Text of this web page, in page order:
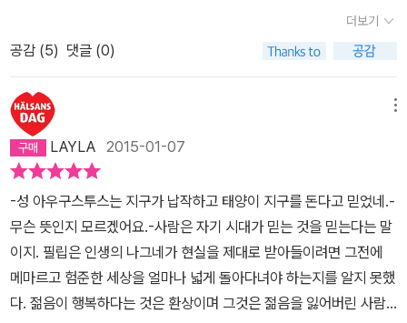
- 밀드레드는 딸을 낳는다. 필립은 그 아이가 비록 다른 남자의 아이
이지만 그 아이도 예뻐한다. 밀드레드와 그 딸을 보살펴 주며 행복해
한다. 어느 날 필립은 밀드레드에게 그리피스를 소개해 주기로 한다.
그리피스는 바람둥이이긴 하지만 필립이 아팠을 때 병간호를 정성껏
해 주던 사람으로서 그것을 계기로 가까워진 친구이다. 필립은 그녀
가 하루종일 자기하고만 보내면 따분해할까봐 걱정이 되던 참이었다.
그리피스는 재미있는 친구이니 저녁 시간을 보내는 데 도움이 될 것
이다. 필립은 두 사람이 다 좋았기 때문에 서로 알고 지내면서 맘에 드
는 사이가 되었으면 했다. ---------- <인간의 굴레에서 2>, 87쪽. -
--------- 셋이 만난 자리에서 그리피스는 즐거운 얘기들을 쏟아낸
다. 그는 즐거운 우스갯소리들을 하기 시작했다. 필립으로서는 도저
히 흉내내지 못할 재담이었다. 그저 감탄스러울 뿐이었다. 내용은 없
하기만 하는 ‘밀드레드’에게 매혹되어 가산을 탕진하고, 삶을 낭비한
다. 정신을 차렸다고 생각하다가도 다시 어느새 그녀를 찾아 그녀 곁
에 머물게 된다. 삶이 그의 손가락 사이로 줄줄이 빠져 나간다.이렇듯
<인간의 굴레에서>는 주인공 필립이 온전하게 자기 일을 찾고, 온전
하게 자기를 행복하게 해주는 사람을 만나기까지 고난의 삶이 끊임없
이 이어진다. ‘일’의 굴레, ‘돈’의 굴레, ‘사랑’의 굴레에서 다람쥐 쳇바
퀴 돌 듯 돌고 또 돈다. 그래서 책을 읽다보면 조금 지치는 느낌이 들
기도 한다. 그러나 특별한 재능을 가진 것도 아니고 인격적으로 훌륭
하게 성숙하지도 않은 ‘필립’이라는 보통사람이 결국 ‘나’와 똑같음을
발견하게 되는 순간 그의 끝없는 ‘방황’에 심정적으로 동요하게 된다.
‘내가 정말 잘 할 수 있는 일은 무엇일까?’ ‘난 이 일에도 결국 맞지 않
는군.’ ‘이 나이가 되도록 내 길을 찾지 못하다니 이렇게 한심할 수가.’
결핍이다. 그 동안은 그래, 아둥바둥 세상 사람들의 기준을 따라 성공
하려고 하는 것은 미련한 것이라고 생각했다. 더 큰 집을 사고, 더 많
속에 허덕이는 것은 바보 같은 짓이라고 생각했다. 세속적인 기준으
로 보는 성공과, 내가 바라보는 성공은 구분돼야 한다는 것이 내가 만
든 나의 신념이었다. 그래서 욕심을 버리고 미련을 버리고 나만의 비
전을 세워 차근차근 나만의 성공을 향해 한 발 한 발을 내딛었다. 그게
잘못된 생각이었던 거지. 다른 사람보다 더 높은 지위에 올라가야 하
는 것은 단순한 욕심 때문이 아니라, 다른 사람들이 하는 대로 그대로
따라하는 멍청이이기 때문이 아니라, 물욕적인 욕망에 휩싸였기 때문
이 아니라, 나를 지키기 위해서 그랬어야 했나보다. 집안이 좋은 것도
아니고, 남들이 우러러보는 명함이 있는 것도 아니고, 누군가를 좌지
품이라는 것도 군데 군데에서 충분히 느낄 수 있었다. ​​​일찍 부모님이
돌아가신 필립은 큰아버지에게 맡겨진다. 필립은 큰아버지와 같은 사
제가 되기 위한 기숙사에 들어간다. 선천적으로 다리가 불편한 필립
은 친구들에게 놀림을 받기도 하고 학교에 적응하기가 힘들다.​사제가
되고 싶은 마음도 없어진다. 자신이 정말 신을 믿고 있는지에 대한 의
심이 들기도 한다. 백부를 설득해서 졸업을 하지 않고 프랑스로 떠난
다.​그러나 그 학업도 자신의 적성에 맞지 않고 마침 큰어머니가 편찮
으시다는 전보를 받고 다시 백부의 집으로 돌아간다. 그때 백부의 집
에 머무르고 있던 미스 윌킨스를 만나게 된다. 성인이 되어 처음으로
자신보다 훨씬 나이가 많은 여자와 하룻밤을 보내게 된다.그러나 그
에게 그녀는 사랑이 아니었다. 오히려 그녀와 관계를 가진 것이 후회
스럽다. 필립은 다시 화가가 되고 싶었다. 자신은 재능이 있다고 확신
더보기
공감 (5) 댓글 (0)
LAYLA 2015-01-07
-성 아우구스투스는 지구가 납작하고 태양이 지구를 돈다고 믿었네.-
무슨 뜻인지 모르겠어요.-사람은 자기 시대가 믿는 것을 믿는다는 말
이지. 필립은 인생의 나그네가 현실을 제대로 받아들이려면 그전에
메마르고 험준한 세상을 얼마나 넓게 돌아다녀야 하는지를 알지 못했
다. 젊음이 행복하다는 것은 환상이며 그것은 젊음을 잃어버린 사람